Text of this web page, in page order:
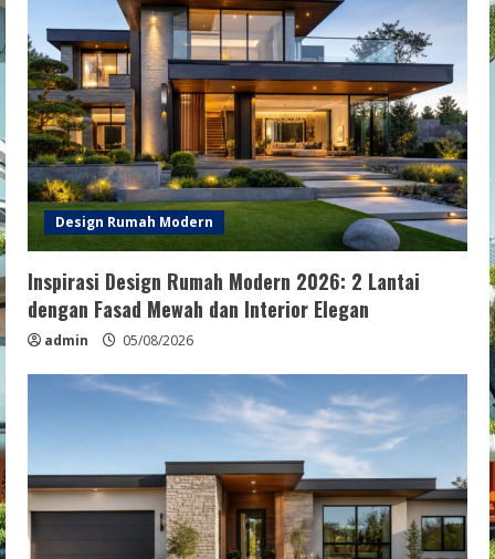
Design Rumah Modern
Inspirasi Design Rumah Modern 2026: 2 Lantai
dengan Fasad Mewah dan Interior Elegan
admin 05/08/2026